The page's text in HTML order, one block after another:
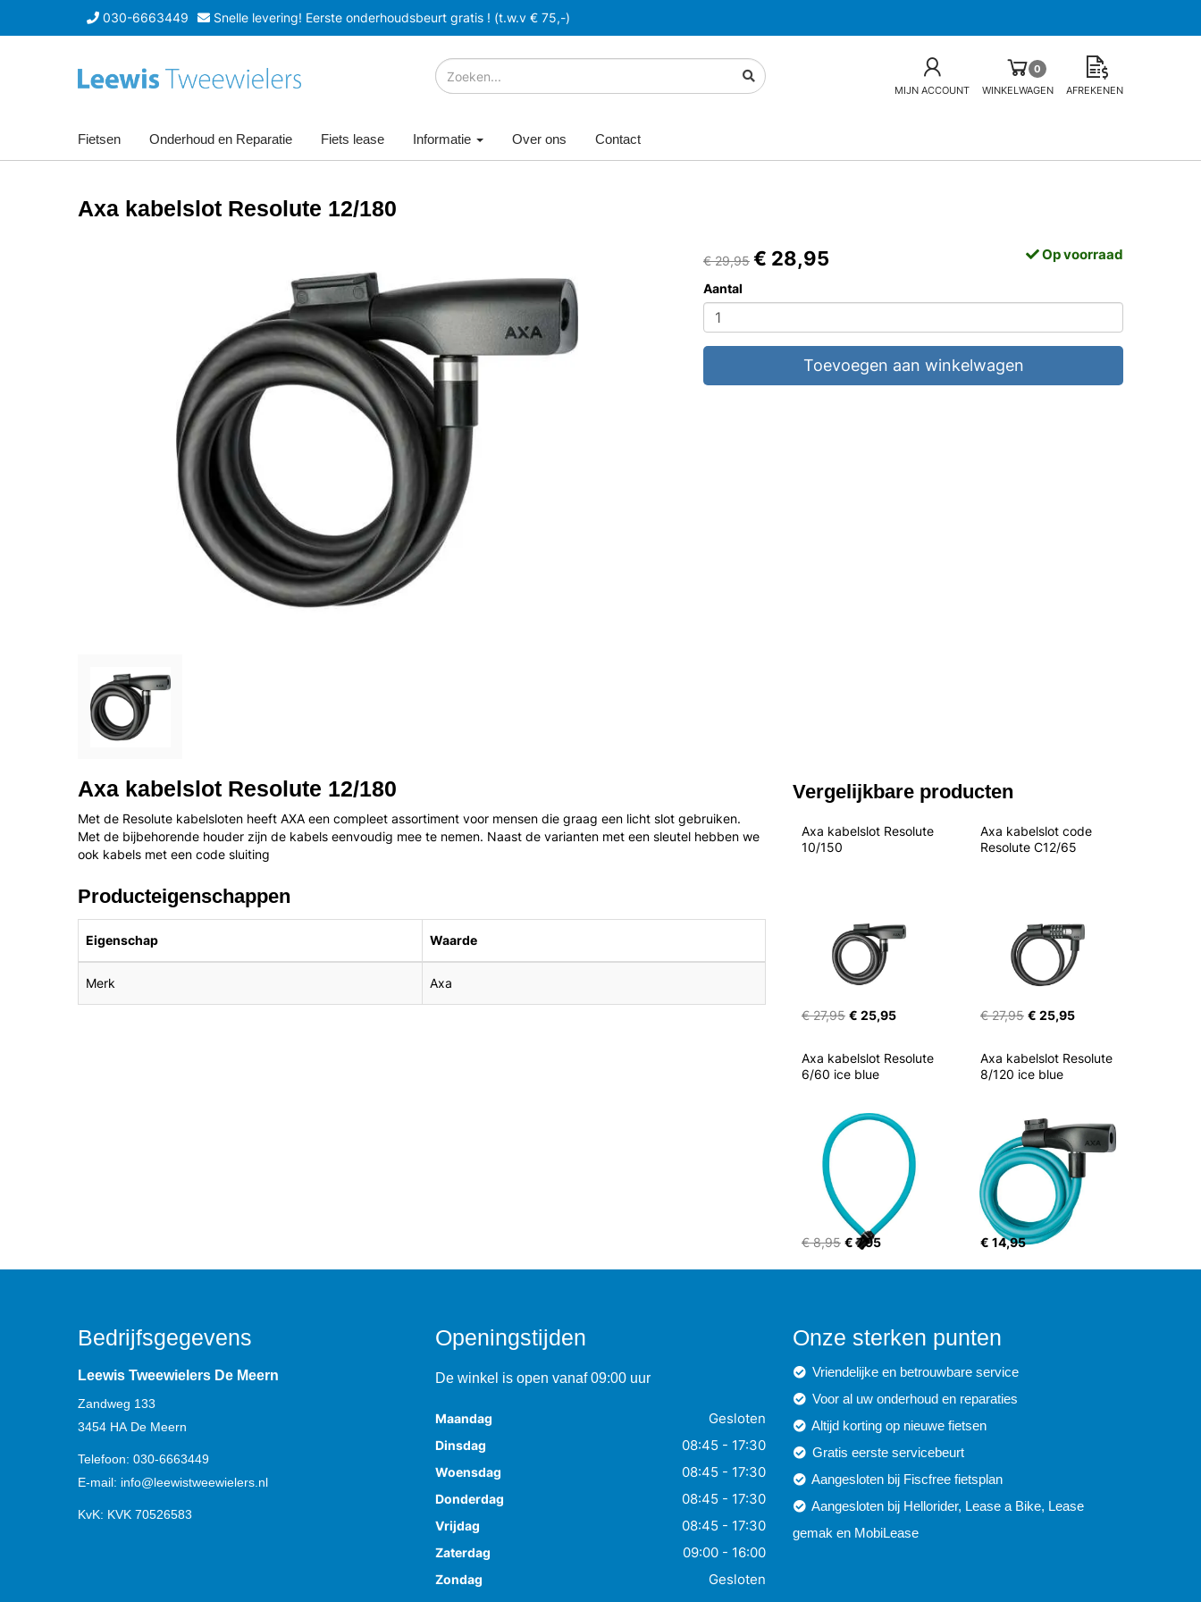
030-6663449 Snelle levering! Eerste onderhoudsbeurt gratis ! (t.w.v € 75,-)
MIJN ACCOUNT
0
WINKELWAGEN
AFREKENEN
Fietsen Onderhoud en Reparatie Fiets lease Informatie Over ons Contact
Axa kabelslot Resolute 12/180
€ 29,95 € 28,95 Op voorraad
Aantal
Toevoegen aan winkelwagen
Axa kabelslot Resolute 12/180
Met de Resolute kabelsloten heeft AXA een compleet assortiment voor mensen die graag een licht slot gebruiken.
Met de bijbehorende houder zijn de kabels eenvoudig mee te nemen. Naast de varianten met een sleutel hebben we
ook kabels met een code sluiting
Producteigenschappen
Eigenschap Waarde
Merk Axa
Vergelijkbare producten
Axa kabelslot Resolute
10/150
€ 27,95 € 25,95
Axa kabelslot code
Resolute C12/65
€ 27,95 € 25,95
Axa kabelslot Resolute
6/60 ice blue
€ 8,95 € 7,95
Axa kabelslot Resolute
8/120 ice blue
€ 14,95
Bedrijfsgegevens
Leewis Tweewielers De Meern
Zandweg 133
3454 HA De Meern
Telefoon: 030-6663449
E-mail: info@leewistweewielers.nl
KvK: KVK 70526583
Openingstijden
De winkel is open vanaf 09:00 uur
Maandag Gesloten
Dinsdag 08:45 - 17:30
Woensdag 08:45 - 17:30
Donderdag 08:45 - 17:30
Vrijdag 08:45 - 17:30
Zaterdag 09:00 - 16:00
Zondag Gesloten
Onze sterken punten
Vriendelijke en betrouwbare service
Voor al uw onderhoud en reparaties
Altijd korting op nieuwe fietsen
Gratis eerste servicebeurt
Aangesloten bij Fiscfree fietsplan
Aangesloten bij Hellorider, Lease a Bike, Lease
gemak en MobiLease